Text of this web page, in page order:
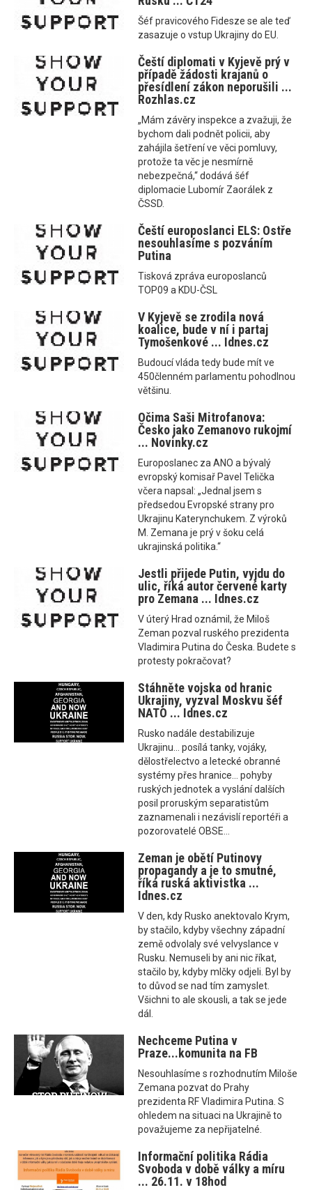
Šéf pravicového Fidesze se ale teď
zasazuje o vstup Ukrajiny do EU.
Čeští diplomati v Kyjevě prý v
případě žádosti krajanů o
přesídlení zákon neporušili ...
Rozhlas.cz
„Mám závěry inspekce a zvažuji, že
bychom dali podnět policii, aby
zahájila šetření ve věci pomluvy,
protože ta věc je nesmírně
nebezpečná,“ dodává šéf
diplomacie Lubomír Zaorálek z
ČSSD.
Čeští europoslanci ELS: Ostře
nesouhlasíme s pozváním
Putina
Tisková zpráva europoslanců
TOP09 a KDU-ČSL
V Kyjevě se zrodila nová
koalice, bude v ní i partaj
Tymošenkové ... Idnes.cz
Budoucí vláda tedy bude mít ve
450členném parlamentu pohodlnou
většinu.
Očima Saši Mitrofanova:
Česko jako Zemanovo rukojmí
... Novinky.cz
Europoslanec za ANO a bývalý
evropský komisař Pavel Telička
včera napsal: „Jednal jsem s
předsedou Evropské strany pro
Ukrajinu Katerynchukem. Z výroků
M. Zemana je prý v šoku celá
ukrajinská politika.“
Jestli přijede Putin, vyjdu do
ulic, říká autor červené karty
pro Zemana ... Idnes.cz
V úterý Hrad oznámil, že Miloš
Zeman pozval ruského prezidenta
Vladimira Putina do Česka. Budete s
protesty pokračovat?
Stáhněte vojska od hranic
Ukrajiny, vyzval Moskvu šéf
NATO ... Idnes.cz
Rusko nadále destabilizuje
Ukrajinu... posílá tanky, vojáky,
dělostřelectvo a letecké obranné
systémy přes hranice... pohyby
ruských jednotek a vyslání dalších
posil proruským separatistům
zaznamenali i nezávislí reportéři a
pozorovatelé OBSE...
Zeman je obětí Putinovy
propagandy a je to smutné,
říká ruská aktivistka ...
Idnes.cz
V den, kdy Rusko anektovalo Krym,
by stačilo, kdyby všechny západní
země odvolaly své velvyslance v
Rusku. Nemuseli by ani nic říkat,
stačilo by, kdyby mlčky odjeli. Byl by
to důvod se nad tím zamyslet.
Všichni to ale skousli, a tak se jede
dál.
Nechceme Putina v
Praze...komunita na FB
Nesouhlasíme s rozhodnutím Miloše
Zemana pozvat do Prahy
prezidenta RF Vladimira Putina. S
ohledem na situaci na Ukrajině to
považujeme za nepřijatelné.
Informační politika Rádia
Svoboda v době války a míru
... 26.11. v 18hod